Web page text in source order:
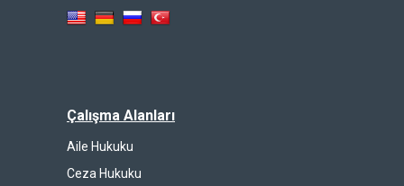
Çalışma Alanları
Aile Hukuku
Ceza Hukuku